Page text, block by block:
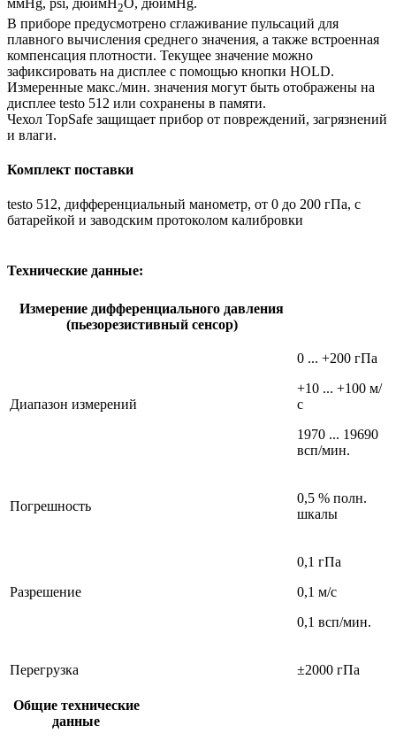
ммHg, psi, дюймH 2O, дюймHg.
В приборе предусмотрено сглаживание пульсаций для
плавного вычисления среднего значения, а также встроенная
компенсация плотности. Текущее значение можно
зафиксировать на дисплее с помощью кнопки HOLD.
Измеренные макс./мин. значения могут быть отображены на
дисплее testo 512 или сохранены в памяти.
Чехол TopSafe защищает прибор от повреждений, загрязнений
и влаги.
Комплект поставки
testo 512, дифференциальный манометр, от 0 до 200 гПа, с
батарейкой и заводским протоколом калибровки
Технические данные:
Измерение дифференциального давления
(пьезорезистивный сенсор)
Диапазон измерений
0 ... +200 гПа
+10 ... +100 м/
с
1970 ... 19690
всп/мин.
Погрешность
0,5 % полн.
шкалы
Разрешение
0,1 гПа
0,1 м/с
0,1 всп/мин.
Перегрузка ±2000 гПа
Общие технические
данные